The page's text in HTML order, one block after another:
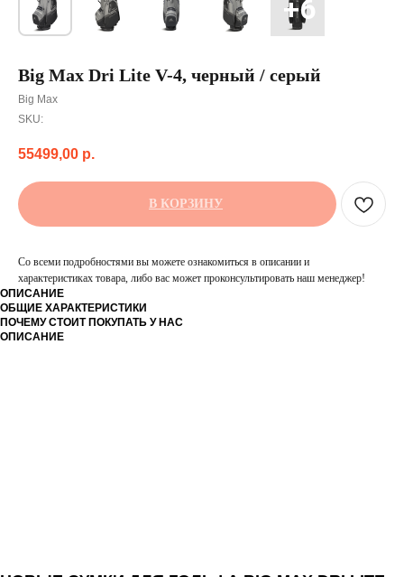
Big Max Dri Lite V-4, черный / серый
Big Max
SKU:
55499,00 р.
В КОРЗИНУ
Со всеми подробностями вы можете ознакомиться в описании и
характеристиках товара, либо вас может проконсультировать наш менеджер!
ОПИСАНИЕ
ОБЩИЕ ХАРАКТЕРИСТИКИ
ПОЧЕМУ СТОИТ ПОКУПАТЬ У НАС
ОПИСАНИЕ